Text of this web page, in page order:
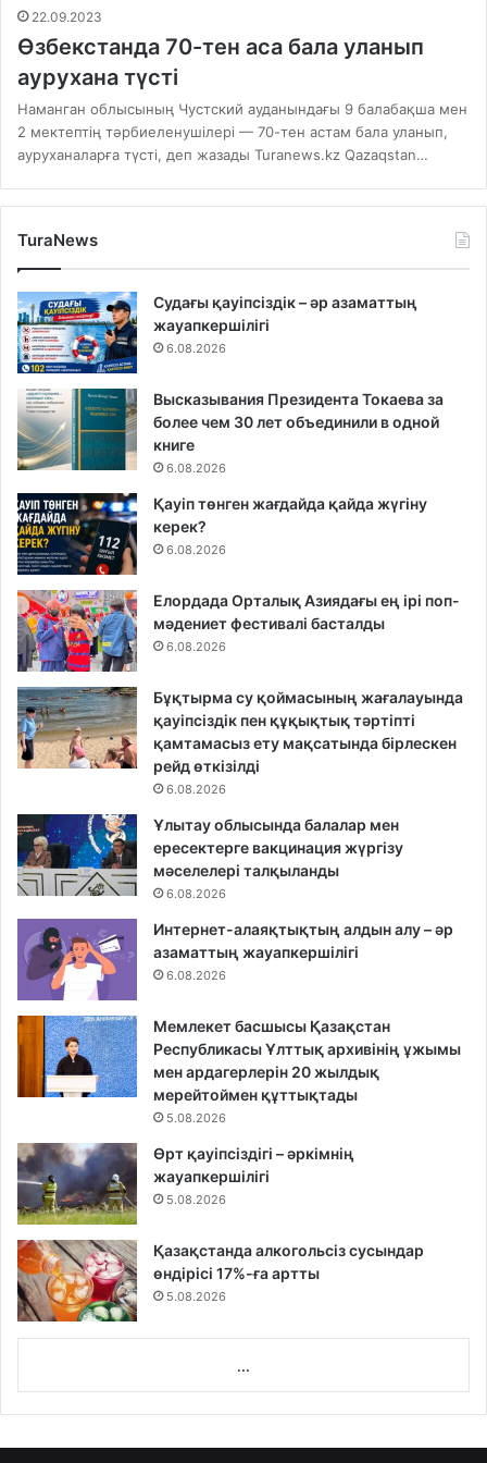
22.09.2023
Өзбекстанда 70-тен аса бала уланып
аурухана түсті
Наманган облысының Чустский ауданындағы 9 балабақша мен
2 мектептің тәрбиеленушілері — 70-тен астам бала уланып,
ауруханаларға түсті, деп жазады Turanews.kz Qazaqstan…
TuraNews
Судағы қауіпсіздік – әр азаматтың
жауапкершілігі
6.08.2026
Высказывания Президента Токаева за
более чем 30 лет объединили в одной
книге
6.08.2026
Қауіп төнген жағдайда қайда жүгіну
керек?
6.08.2026
Елордада Орталық Азиядағы ең ірі поп-
мәдениет фестивалі басталды
6.08.2026
Бұқтырма су қоймасының жағалауында
қауіпсіздік пен құқықтық тәртіпті
қамтамасыз ету мақсатында бірлескен
рейд өткізілді
6.08.2026
Ұлытау облысында балалар мен
ересектерге вакцинация жүргізу
мәселелері талқыланды
6.08.2026
Интернет-алаяқтықтың алдын алу – әр
азаматтың жауапкершілігі
6.08.2026
Мемлекет басшысы Қазақстан
Республикасы Ұлттық архивінің ұжымы
мен ардагерлерін 20 жылдық
мерейтоймен құттықтады
5.08.2026
Өрт қауіпсіздігі – әркімнің
жауапкершілігі
5.08.2026
Қазақстанда алкогольсіз сусындар
өндірісі 17%-ға артты
5.08.2026
...